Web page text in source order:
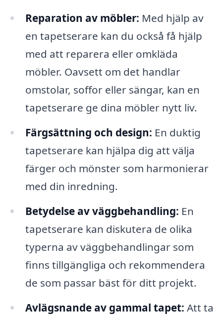
Reparation av möbler: Med hjälp av
en tapetserare kan du också få hjälp
med att reparera eller omkläda
möbler. Oavsett om det handlar
omstolar, soffor eller sängar, kan en
tapetserare ge dina möbler nytt liv.
Färgsättning och design: En duktig
tapetserare kan hjälpa dig att välja
färger och mönster som harmonierar
med din inredning.
Betydelse av väggbehandling: En
tapetserare kan diskutera de olika
typerna av väggbehandlingar som
finns tillgängliga och rekommendera
de som passar bäst för ditt projekt.
Avlägsnande av gammal tapet: Att ta